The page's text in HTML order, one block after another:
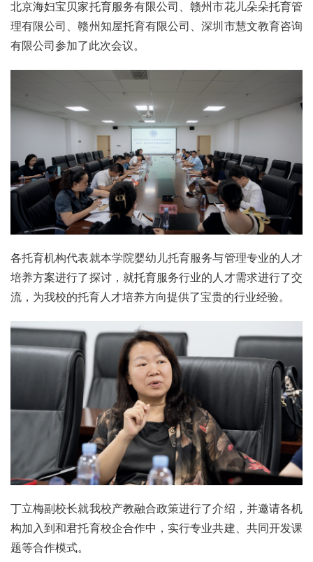
北京海妇宝贝家托育服务有限公司、赣州市花儿朵朵托育管
理有限公司、赣州知屋托育有限公司、深圳市慧文教育咨询
有限公司参加了此次会议。
各托育机构代表就本学院婴幼儿托育服务与管理专业的人才
培养方案进行了探讨，就托育服务行业的人才需求进行了交
流，为我校的托育人才培养方向提供了宝贵的行业经验。
丁立梅副校长就我校产教融合政策进行了介绍，并邀请各机
构加入到和君托育校企合作中，实行专业共建、共同开发课
题等合作模式。